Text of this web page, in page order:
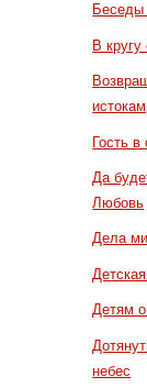
В
истокам
Гость в
Да
Любовь
Дела
Детям
небес